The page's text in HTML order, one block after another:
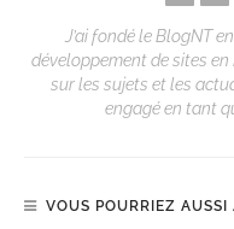
J’ai fondé le BlogNT
développement de sites en
sur les sujets et les
engagé en tant
VOUS POURRIEZ AUSSI